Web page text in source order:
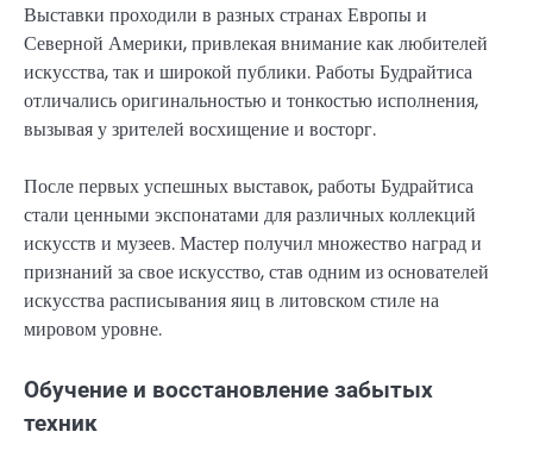
Выставки проходили в разных странах Европы и
Северной Америки, привлекая внимание как любителей
искусства, так и широкой публики. Работы Будрайтиса
отличались оригинальностью и тонкостью исполнения,
вызывая у зрителей восхищение и восторг.
После первых успешных выставок, работы Будрайтиса
стали ценными экспонатами для различных коллекций
искусств и музеев. Мастер получил множество наград и
признаний за свое искусство, став одним из основателей
искусства расписывания яиц в литовском стиле на
мировом уровне.
Обучение и восстановление забытых
техник